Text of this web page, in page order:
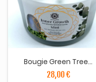
Bougie Green Tree...
28,00 €